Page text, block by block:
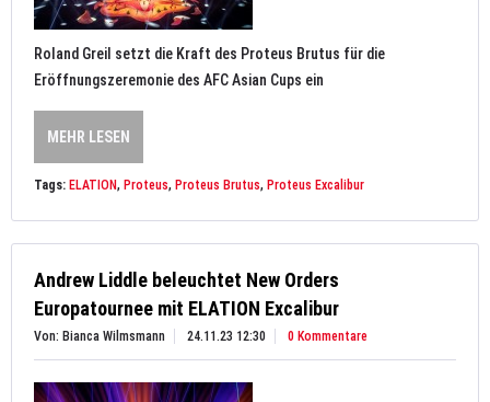
Roland Greil setzt die Kraft des Proteus Brutus für die
Eröffnungszeremonie des AFC Asian Cups ein
MEHR LESEN
Tags: ELATION, Proteus, Proteus Brutus, Proteus Excalibur
Andrew Liddle beleuchtet New Orders
Europatournee mit ELATION Excalibur
Von: Bianca Wilmsmann 24.11.23 12:30 0 Kommentare